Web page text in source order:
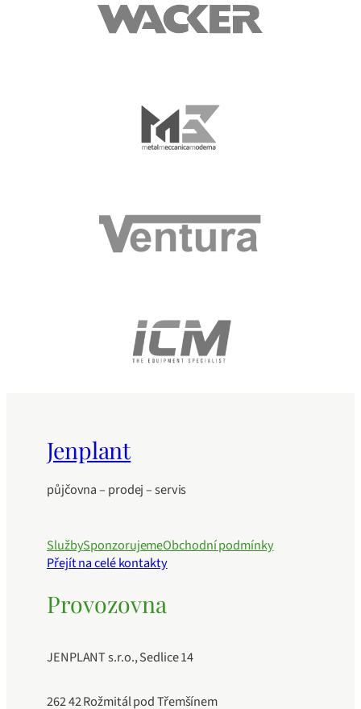
Jenplant
půjčovna – prodej – servis
SlužbySponzorujemeObchodní podmínky
Přejít na celé kontakty
Provozovna
JENPLANT s.r.o., Sedlice 14
262 42 Rožmitál pod Třemšínem